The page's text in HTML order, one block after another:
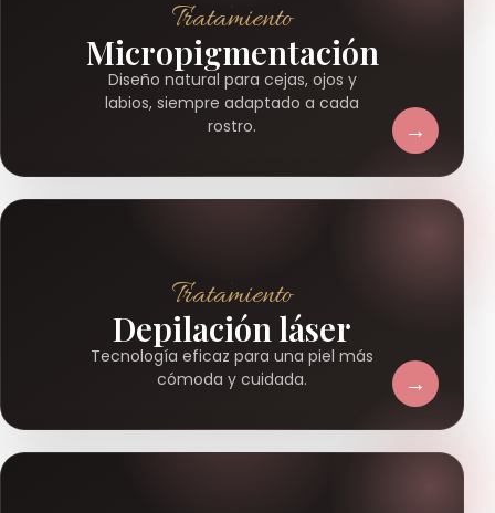
Tratamiento
Micropigmentación
Diseño natural para cejas, ojos y
labios, siempre adaptado a cada
rostro.
→
Tratamiento
Depilación láser
Tecnología eficaz para una piel más
cómoda y cuidada.
→